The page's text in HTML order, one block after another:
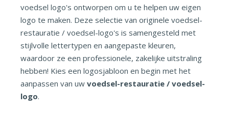
voedsel logo's ontworpen om u te helpen uw eigen
logo te maken. Deze selectie van originele voedsel-
restauratie / voedsel-logo's is samengesteld met
stijlvolle lettertypen en aangepaste kleuren,
waardoor ze een professionele, zakelijke uitstraling
hebben! Kies een logosjabloon en begin met het
aanpassen van uw voedsel-restauratie / voedsel-
logo.